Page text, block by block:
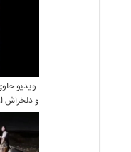
ویدیو
و دلخراش